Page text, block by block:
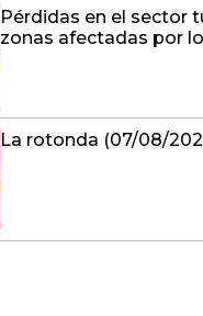
La rotonda (07/08/